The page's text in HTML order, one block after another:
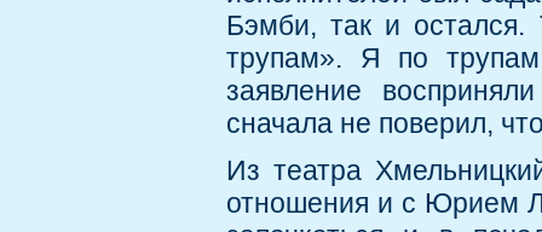
Бэмби, так и
трупам». Я по
заявление
сначала не поверил,
Из театра
отношения и с Юрием